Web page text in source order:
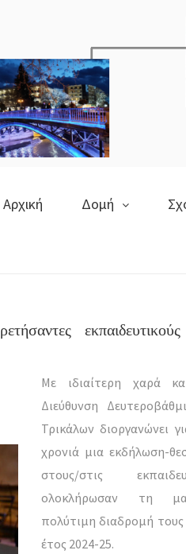
Αρχική Δομή
Με ιδιαίτερη χαρά
Διεύθυνση
Τρικάλων διοργανώνει
χρονιά μια εκδήλωση-
στους/στις
ολοκλήρωσαν τη
πολύτιμη διαδρομή
έτος 2024-25.